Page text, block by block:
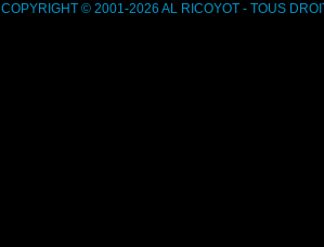
COPYRIGHT © 2001-2026 AL RICOYOT - TOUS